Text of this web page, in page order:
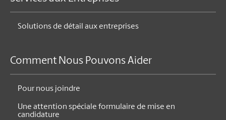
Solutions de détail aux entreprises
Comment Nous Pouvons Aider
Pour nous joindre
Une attention spéciale formulaire de mise en
candidature